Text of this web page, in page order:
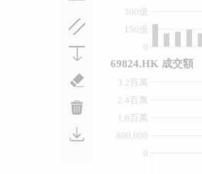
0
150億
300億
0
800,000
1.6百萬
2.4百萬
3.2百萬
69824.HK 成交額